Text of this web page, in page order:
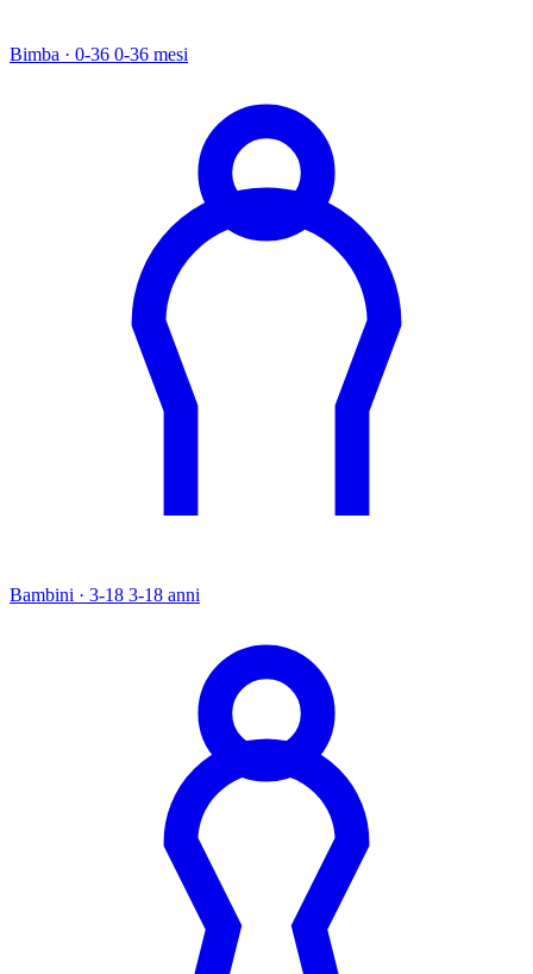
Bimba · 0-36 0-36 mesi
Bambini · 3-18 3-18 anni